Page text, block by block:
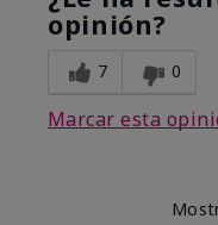
opinión?
7 0
Marcar esta